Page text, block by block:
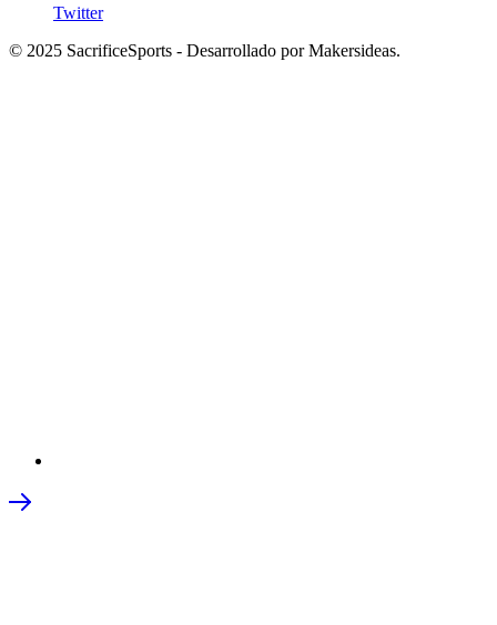
Twitter
© 2025 SacrificeSports - Desarrollado por Makersideas.